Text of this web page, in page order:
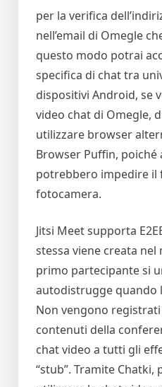
per la verifica
nell’email di Omegle
questo modo potrai
specifica di chat tra
dispositivi Android, se
video chat di Omegle,
utilizzare browser
Browser Puffin,
potrebbero impedire il
fotocamera.
Jitsi Meet supporta
stessa viene creata
primo partecipante si
autodistrugge quando
Non vengono
contenuti della
chat video a tutti gli
“stub”. Tramite